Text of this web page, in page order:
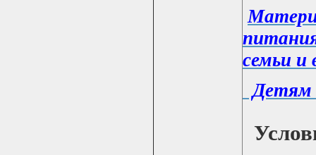
семьи и
Детям